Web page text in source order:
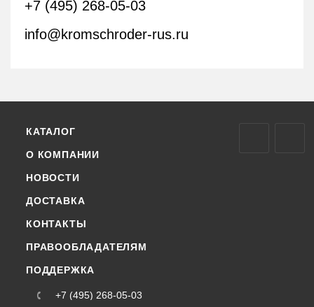
+7 (495) 268-05-03
info@kromschroder-rus.ru
КАТАЛОГ
О КОМПАНИИ
НОВОСТИ
ДОСТАВКА
КОНТАКТЫ
ПРАВООБЛАДАТЕЛЯМ
ПОДДЕРЖКА
+7 (495) 268-05-03